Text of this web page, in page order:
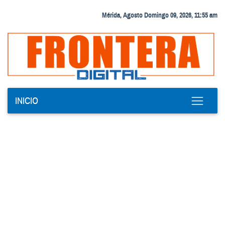
Mérida, Agosto Domingo 09, 2026, 11:55 am
INICIO